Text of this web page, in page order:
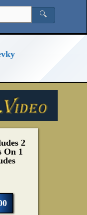
🔍
2
On 1